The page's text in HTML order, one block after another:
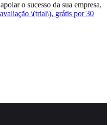
o sucesso da sua empresa,
\(trial\), grátis por 30